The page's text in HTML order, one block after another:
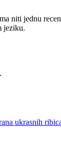
niti jednu
jeziku.
ukrasnih